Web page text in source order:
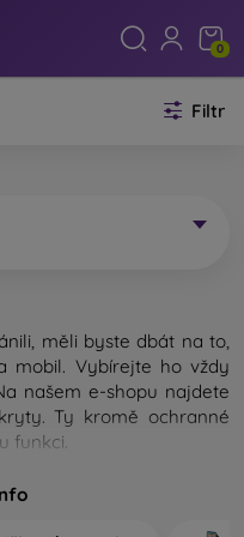
0
Filtr
měli byste dbát na to,
mobil. Vybírejte ho vždy
našem e-shopu najdete
Ty kromě ochranné
funkci.
zadní kryt. Je určen na
kryty na mobil se